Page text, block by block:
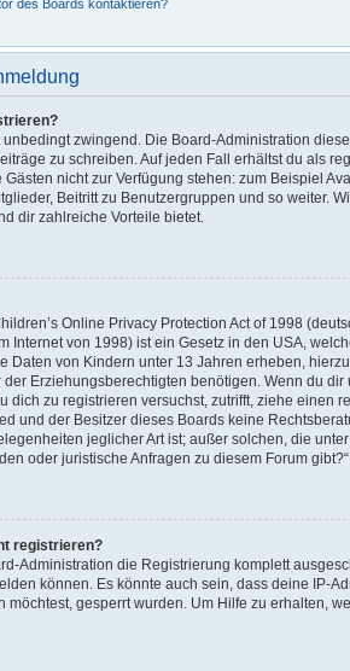
des Boards kontaktieren?
zwingend. Die Board-Administration
zu schreiben. Auf jeden Fall erhältst du als
nicht zur Verfügung stehen: zum Beispiel
Beitritt zu Benutzergruppen und so weiter.
dir zahlreiche Vorteile bietet.
Online Privacy Protection Act of 1998
Internet von 1998) ist ein Gesetz in den USA,
Daten von Kindern unter 13 Jahren erheben,
Erziehungsberechtigten benötigen. Wenn du dir
dich zu registrieren versuchst, zutrifft, ziehe einen
und der Besitzer dieses Boards keine
jeglicher Art ist; außer solchen, die
oder juristische Anfragen zu diesem Forum
registrieren?
Administration die Registrierung komplett
können. Es könnte auch sein, dass deine IP-
möchtest, gesperrt wurden. Um Hilfe zu erhalten,